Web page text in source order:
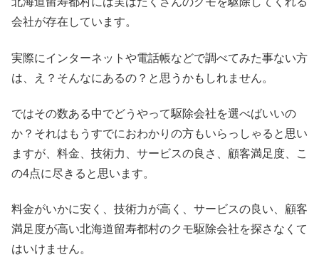
会社が存在しています。
実際にインターネットや電話帳などで調べてみた事ない方
は、え？そんなにあるの？と思うかもしれません。
ではその数ある中でどうやって駆除会社を選べばいいの
か？それはもうすでにおわかりの方もいらっしゃると思い
ますが、料金、技術力、サービスの良さ、顧客満足度、こ
の4点に尽きると思います。
料金がいかに安く、技術力が高く、サービスの良い、顧客
満足度が高い北海道留寿都村のクモ駆除会社を探さなくて
はいけません。